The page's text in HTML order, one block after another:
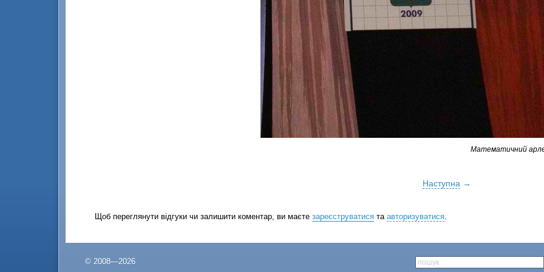
© 2008—2026
© 2008—2026
Математичний
Наступна →
Щоб переглянути відгуки чи залишити коментар, ви маєте зареєструватися та авторизуватися.